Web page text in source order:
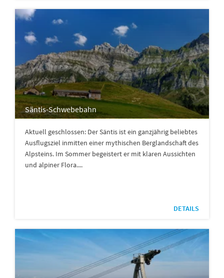
Säntis-Schwebebahn
Aktuell geschlossen: Der Säntis ist ein ganzjährig beliebtes
Ausflugsziel inmitten einer mythischen Berglandschaft des
Alpsteins. Im Sommer begeistert er mit klaren Aussichten
und alpiner Flora....
DETAILS